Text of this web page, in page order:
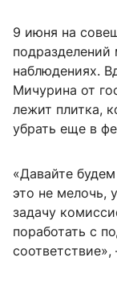
9 июня на
подразделений
наблюдениях.
Мичурина от
лежит плитка,
убрать еще в
«Давайте
это не мелочь,
задачу
поработать с